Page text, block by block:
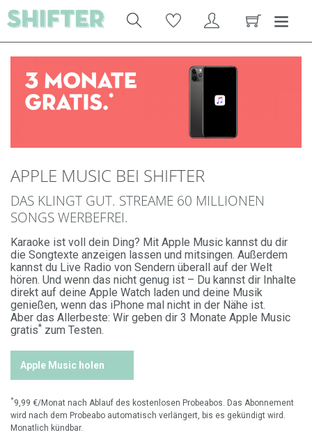
APPLE MUSIC BEI SHIFTER
DAS KLINGT GUT. STREAME 60 MILLIONEN
SONGS WERBEFREI.
Karaoke ist voll dein Ding? Mit Apple Music kannst du dir
die Songtexte anzeigen lassen und mitsingen. Außerdem
kannst du Live Radio von Sendern überall auf der Welt
hören. Und wenn das nicht genug ist – Du kannst dir Inhalte
direkt auf deine Apple Watch laden und deine Musik
genießen, wenn das iPhone mal nicht in der Nähe ist.
Aber das Allerbeste: Wir geben dir 3 Monate Apple Music
gratis* zum Testen.
Apple Music holen
*9,99 €/Monat nach Ablauf des kostenlosen Probeabos. Das Abonnement
wird nach dem Probeabo automatisch verlängert, bis es gekündigt wird.
Monatlich kündbar.